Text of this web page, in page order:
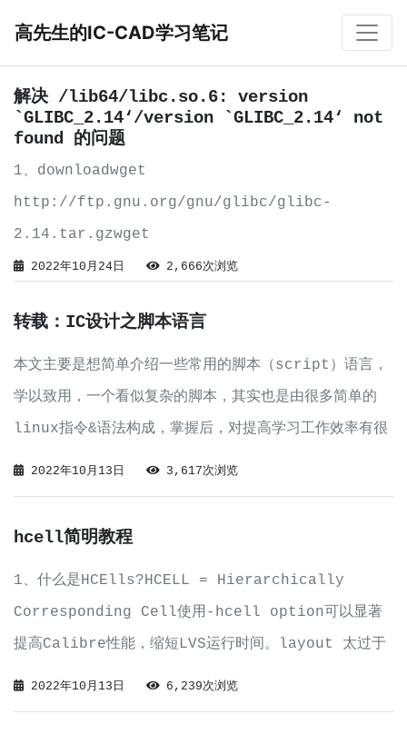
高先生的IC-CAD学习笔记
解决 /lib64/libc.so.6: version
`GLIBC_2.14‘/version `GLIBC_2.14‘ not
found 的问题
1、downloadwget
http://ftp.gnu.org/gnu/glibc/glibc-
2.14.tar.gzwget
http://ftp.gnu.org/gnu/glibc/glibc-
2.14.tar.gztar xvf
2022年10月24日 2,666次浏览
转载：IC设计之脚本语言
本文主要是想简单介绍一些常用的脚本（script）语言，
学以致用，一个看似复杂的脚本，其实也是由很多简单的
linux指令&语法构成，掌握后，对提高学习工作效率有很
大帮助目前，我在工作中接触得最多脚本&编程类语言如下
Cshell bashell perl tcl skill makef
2022年10月13日 3,617次浏览
hcell简明教程
1、什么是HCElls?HCELL = Hierarchically
Corresponding Cell使用-hcell option可以显著
提高Calibre性能，缩短LVS运行时间。layout 太过于
复杂，而电脑配置如果有限，calibre LVS运行时经常因
为内存不足而中断，无法继续。此时
2022年10月13日 6,239次浏览